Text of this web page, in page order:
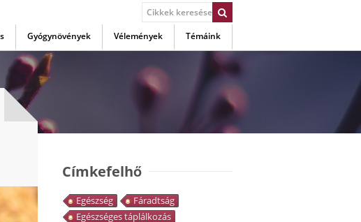
Gyógynövények Vélemények Témáink
Címkefelhő
Egészség
Fáradtság
Egészséges táplálkozás